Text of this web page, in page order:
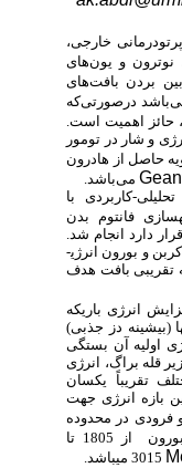
یخارجی،
و یونهای
ن بردن بافتهای
درصورتی‌که
اهمیت است.
ی و شار در تومور
حاصل از هادرون
میباشد.
کاربردیبا
فانتوم بدن
دارد انجام شد.
و بورون انرژی­
بافت هدف
انرژی باریکه
(بیشینه دز جذبی)
اولیه آن بستگی
قله براگ، انرژی
تقریباً یکسان
انرژی جهت
در محدوده
از 1805 تا
3015
می­باشد.